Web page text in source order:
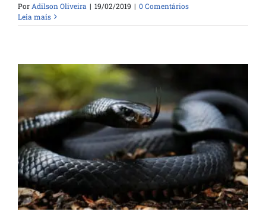
Por Adilson Oliveira | 19/02/2019 | 0 Comentários
Leia mais
As dez estratégias de Satanás